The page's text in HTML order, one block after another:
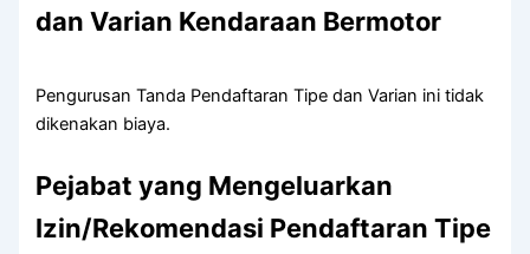
dan Varian Kendaraan Bermotor
Pengurusan Tanda Pendaftaran Tipe dan Varian ini tidak
dikenakan biaya.
Pejabat yang Mengeluarkan
Izin/Rekomendasi Pendaftaran Tipe